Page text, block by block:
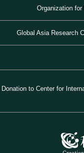
Organization for
Global Asia Research
Donation to Center for